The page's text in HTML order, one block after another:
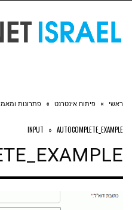
ראשי » פיתוח אינטרנט » פתרונות
INPUT » AUTOCOMPLETE_EXAMPLE